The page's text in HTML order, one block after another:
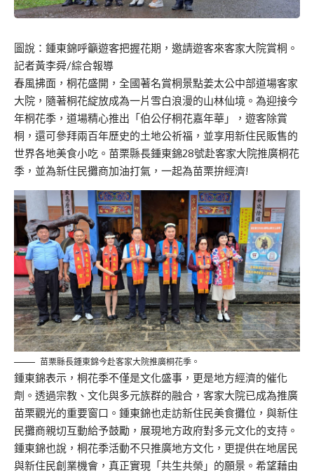
圖說：鍾東錦呼籲遊客把握花期，邀請遊客來客家大院賞桐。
記者黃李舜/綜合報導
春風拂面，桐花盛開，全國著名賞桐景點姜太公中部道場客家
大院，隨著桐花綻放成為一片雪白浪漫的山林仙境。為迎接今
年桐花季，道場精心推出「伯公仔桐花嘉年華」，遊客除賞
桐，還可參拜兩百年歷史的土地公祈福，並享用新住民販售的
世界各地美食小吃。苗栗縣長鍾東錦28號赴客家大院推廣桐花
季，並為新住民攤商加油打氣，一起為苗栗拚經濟!
苗栗縣長鍾東錦今赴客家大院推廣桐花季。
鍾東錦表示，桐花季不僅是文化盛事，更是地方經濟的催化
劑。透過宗教、文化與多元族群的融合，客家大院已成為推廣
苗栗觀光的重要窗口。鍾東錦也走訪新住民美食攤位，與新住
民攤商親切互動給予鼓勵，展現地方政府對多元文化的支持。
鍾東錦也說，桐花季活動不只推廣地方文化，更提供在地居民
與新住民創業機會，真正實現「共生共榮」的願景。希望藉由